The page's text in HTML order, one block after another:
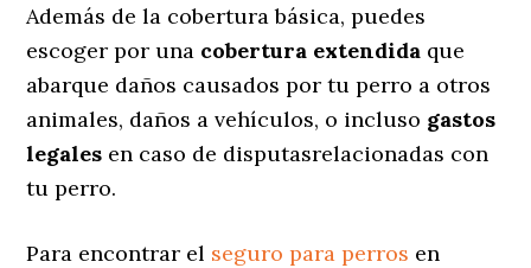
Además de la cobertura básica, puedes
escoger por una cobertura extendida que
abarque daños causados por tu perro a otros
animales, daños a vehículos, o incluso gastos
legales en caso de disputasrelacionadas con
tu perro.
Para encontrar el seguro para perros en